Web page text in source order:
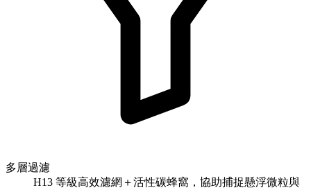
多層過濾
H13 等級高效濾網＋活性碳蜂窩，協助捕捉懸浮微粒與